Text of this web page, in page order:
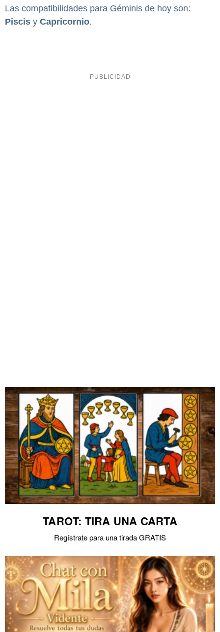
Las compatibilidades para Géminis de hoy son:
Piscis y Capricornio.
TAROT: TIRA UNA CARTA
Regístrate para una tirada GRATIS